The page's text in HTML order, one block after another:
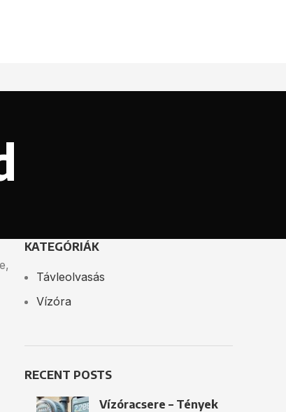
KATEGÓRIÁK
Távleolvasás
Vízóra
RECENT POSTS
Vízóracsere – Tények